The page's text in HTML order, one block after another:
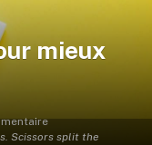
Scissors split the
mieux